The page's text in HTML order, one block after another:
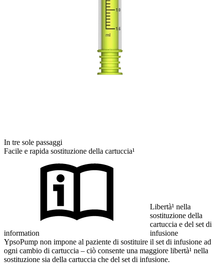
In tre sole passaggi
Facile e rapida sostituzione della cartuccia¹
information
Libertà¹ nella
sostituzione della
cartuccia e del set di
infusione
YpsoPump non impone al paziente di sostituire il set di infusione ad
ogni cambio di cartuccia – ciò consente una maggiore libertà¹ nella
sostituzione sia della cartuccia che del set di infusione.